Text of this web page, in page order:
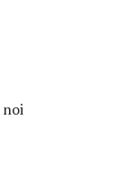
noi